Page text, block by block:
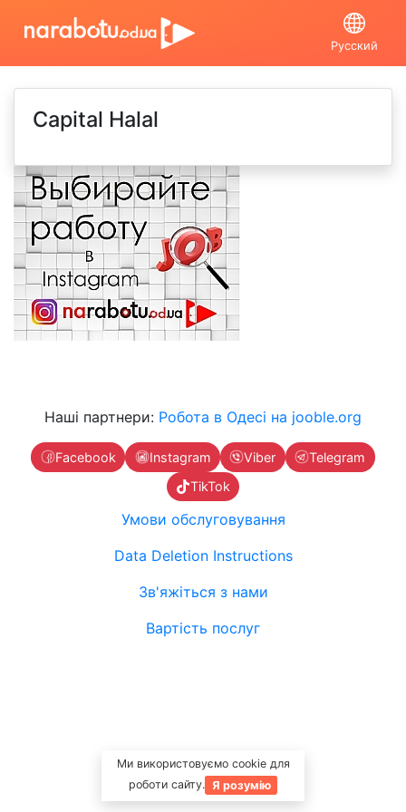
Ми використовуємо cookie для
роботи сайту. Я розумію
Русский
Capital Halal
Наші партнери: Робота в Одесі на jooble.org
Facebook Instagram Viber
Telegram
TikTok
Умови обслуговування
Data Deletion Instructions
Зв'яжіться з нами
Вартість послуг